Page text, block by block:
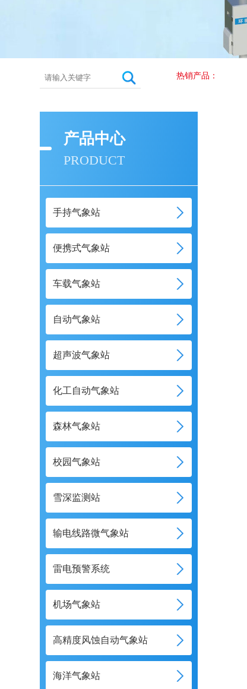
热销产品：
产品中心
PRODUCT
手持气象站
便携式气象站
车载气象站
自动气象站
超声波气象站
化工自动气象站
森林气象站
校园气象站
雪深监测站
输电线路微气象站
雷电预警系统
机场气象站
高精度风蚀自动气象站
海洋气象站